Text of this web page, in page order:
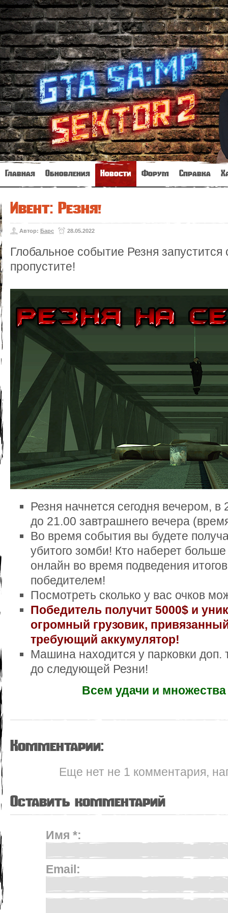
Главная Обновления Новости Форум Справка
Ивент: Резня!
Автор: Барс 28.05.2022
Глобальное событие Резня
пропустите!
Резня начнется сегодня вечером, в
до 21.00 завтрашнего вечера
Во время события вы будете
убитого зомби! Кто наберет больше
онлайн во время подведения
победителем!
Посмотреть сколько у вас очков
Победитель получит 5000$ и
огромный грузовик,
требующий аккумулятор!
Машина находится у парковки доп.
до следующей Резни!
Всем удачи и
Комментарии:
Еще нет не 1 комментария,
Оставить комментарий
Имя *:
Email: